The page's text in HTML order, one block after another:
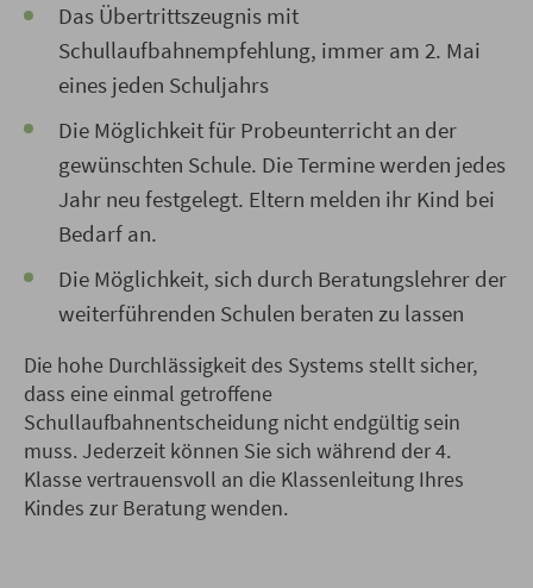
Das Übertrittszeugnis mit
Schullaufbahnempfehlung, immer am 2. Mai
eines jeden Schuljahrs
Die Möglichkeit für Probeunterricht an der
gewünschten Schule. Die Termine werden jedes
Jahr neu festgelegt. Eltern melden ihr Kind bei
Bedarf an.
Die Möglichkeit, sich durch Beratungslehrer der
weiterführenden Schulen beraten zu lassen
Die hohe Durchlässigkeit des Systems stellt sicher,
dass eine einmal getroffene
Schullaufbahnentscheidung nicht endgültig sein
muss. Jederzeit können Sie sich während der 4.
Klasse vertrauensvoll an die Klassenleitung Ihres
Kindes zur Beratung wenden.